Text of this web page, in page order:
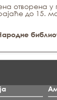
отворена
до 15.